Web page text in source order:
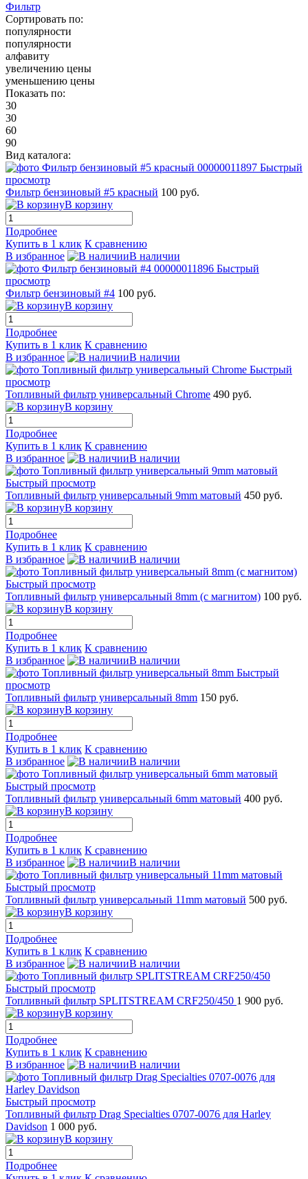
Фильтр
Сортировать по:
популярности
популярности
алфавиту
увеличению цены
уменьшению цены
Показать по:
30
30
60
90
Вид каталога:
Быстрый
просмотр
Фильтр бензиновый #5 красный 100 руб.
В корзину
Подробнее
Купить в 1 клик К сравнению
В избранное
В наличии
Быстрый
просмотр
Фильтр бензиновый #4 100 руб.
В корзину
Подробнее
Купить в 1 клик К сравнению
В избранное
В наличии
Быстрый
просмотр
Топливный фильтр универсальный Chrome 490 руб.
В корзину
Подробнее
Купить в 1 клик К сравнению
В избранное
В наличии
Быстрый просмотр
Топливный фильтр универсальный 9mm матовый 450 руб.
В корзину
Подробнее
Купить в 1 клик К сравнению
В избранное
В наличии
Быстрый просмотр
Топливный фильтр универсальный 8mm (с магнитом) 100 руб.
В корзину
Подробнее
Купить в 1 клик К сравнению
В избранное
В наличии
Быстрый
просмотр
Топливный фильтр универсальный 8mm 150 руб.
В корзину
Подробнее
Купить в 1 клик К сравнению
В избранное
В наличии
Быстрый просмотр
Топливный фильтр универсальный 6mm матовый 400 руб.
В корзину
Подробнее
Купить в 1 клик К сравнению
В избранное
В наличии
Быстрый просмотр
Топливный фильтр универсальный 11mm матовый 500 руб.
В корзину
Подробнее
Купить в 1 клик К сравнению
В избранное
В наличии
Быстрый просмотр
Топливный фильтр SPLITSTREAM CRF250/450 1 900 руб.
В корзину
Подробнее
Купить в 1 клик К сравнению
В избранное
В наличии
Быстрый просмотр
Топливный фильтр Drag Specialties 0707-0076 для Harley
Davidson 1 000 руб.
В корзину
Подробнее